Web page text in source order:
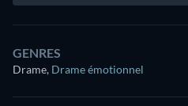
GENRES
Drame, Drame émotionnel